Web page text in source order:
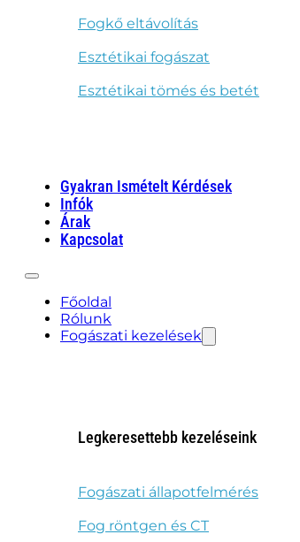
Fogkő eltávolítás
Esztétikai fogászat
Esztétikai tömés és betét
Gyakran Ismételt Kérdések
Infók
Árak
Kapcsolat
Főoldal
Rólunk
Fogászati kezelések
Legkeresettebb kezeléseink
Fogászati állapotfelmérés
Fog röntgen és CT